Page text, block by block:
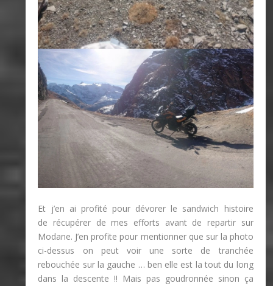
Et j’en ai profité pour dévorer le sandwich histoire
de récupérer de mes efforts avant de repartir sur
Modane. J’en profite pour mentionner que sur la photo
ci-dessus on peut voir une sorte de tranchée
rebouchée sur la gauche … ben elle est la tout du long
dans la descente !! Mais pas goudronnée sinon ça